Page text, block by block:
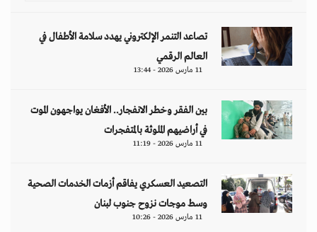
تصاعد التنمر الإلكتروني يهدد سلامة الأطفال في
العالم الرقمي
11 مارس 2026 - 13:44
بين الفقر وخطر الانفجار.. الأفغان يواجهون الموت
في أراضيهم الملوثة بالمتفجرات
11 مارس 2026 - 11:19
التصعيد العسكري يفاقم أزمات الخدمات الصحية
وسط موجات نزوح جنوب لبنان
11 مارس 2026 - 10:26